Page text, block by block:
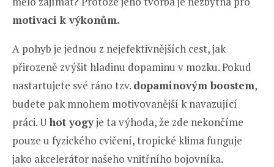
motivaci k výkonům.
A pohyb je jednou z nejefektivnějších cest, jak
přirozeně zvýšit hladinu dopaminu v mozku. Pokud
nastartujete své ráno tzv. dopaminovým boostem,
budete pak mnohem motivovanější k navazující
práci. Uhot yogyje ta výhoda, že zde nekončíme
pouze u fyzického cvičení, tropické klima funguje
jako akcelerátor našeho vnitřního bojovníka.